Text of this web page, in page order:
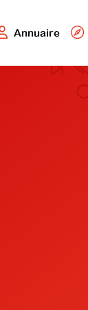
Annuaire